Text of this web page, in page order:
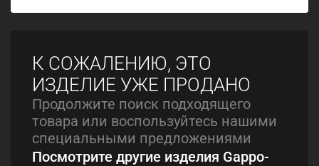
К СОЖАЛЕНИЮ, ЭТО
ИЗДЕЛИЕ УЖЕ ПРОДАНО
Продолжите поиск подходящего
товара или воспользуйтесь нашими
специальными предложениями
Посмотрите другие изделия Gappo-